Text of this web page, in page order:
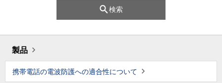
検索
製品
携帯電話の電波防護への適合性について